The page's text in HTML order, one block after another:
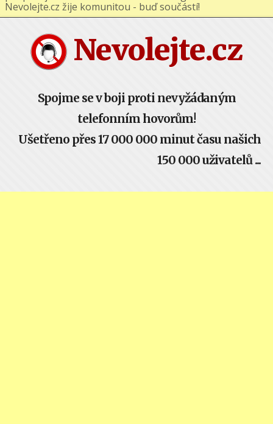
Nevolejte.cz
Spojme se v boji proti nevyžádaným
telefonním hovorům!
Ušetřeno přes 17 000 000 minut času našich
150 000 uživatelů ...
Nevolejte.cz žije komunitou - buď součástí!